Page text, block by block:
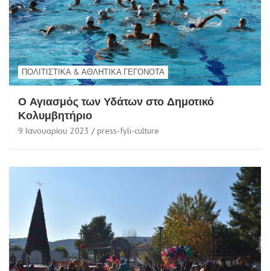
ΠΟΛΙΤΙΣΤΙΚΆ & ΑΘΛΗΤΙΚΆ ΓΕΓΟΝΌΤΑ
Ο Αγιασμός των Υδάτων στο Δημοτικό
Κολυμβητήριο
9 Ιανουαρίου 2023 press-fyli-culture